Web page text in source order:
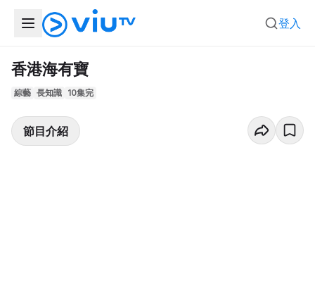
登入
香港海有寶
綜藝 長知識 10集完
節目介紹